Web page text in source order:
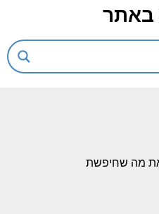
באתר
את מה שחיפשת